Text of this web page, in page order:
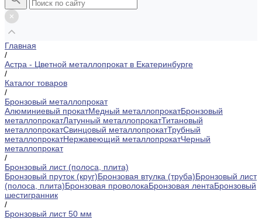
Главная
/
Астра - Цветной металлопрокат в Екатеринбурге
/
Каталог товаров
/
Бронзовый металлопрокат
Алюминиевый прокатМедный металлопрокатБронзовый
металлопрокатЛатунный металлопрокатТитановый
металлопрокатСвинцовый металлопрокатТрубный
металлопрокатНержавеющий металлопрокатЧерный
металлопрокат
/
Бронзовый лист (полоса, плита)
Бронзовый пруток (круг)Бронзовая втулка (труба)Бронзовый лист
(полоса, плита)Бронзовая проволокаБронзовая лентаБронзовый
шестигранник
/
Бронзовый лист 50 мм